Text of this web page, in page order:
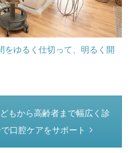
をゆるく仕切って、明るく開
もから高齢者まで幅広く診
口腔ケアをサポート